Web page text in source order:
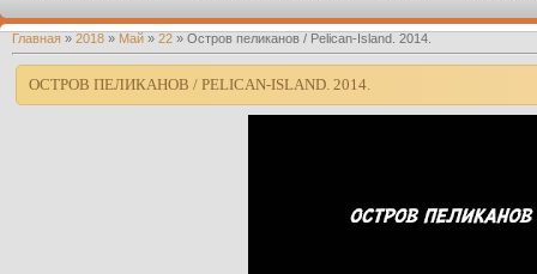
Главная » 2018 » Май » 22 » Остров пеликанов / Pelican-Island. 2014.
ОСТРОВ ПЕЛИКАНОВ / PELICAN-ISLAND. 2014.